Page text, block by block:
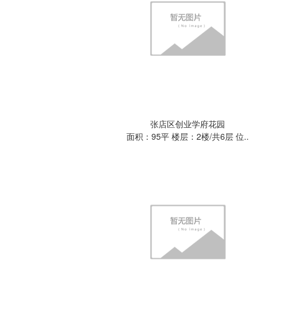
张店区创业学府花园
面积：95平 楼层：2楼/共6层 位..